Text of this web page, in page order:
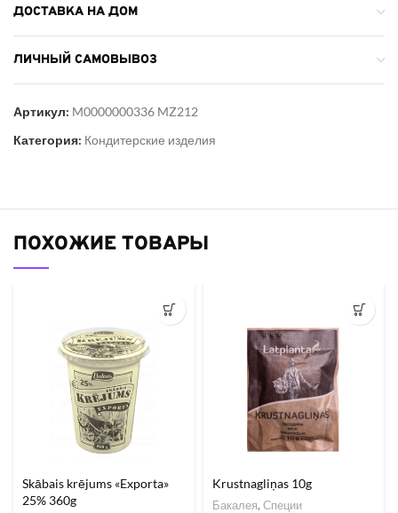
ДОСТАВКА НА ДОМ
ЛИЧНЫЙ САМОВЫВОЗ
Артикул: M0000000336 MZ212
Категория: Кондитерские изделия
ПОХОЖИЕ ТОВАРЫ
Skābais krējums «Exporta»
25% 360g
Krustnagliņas 10g
Бакалея, Специи